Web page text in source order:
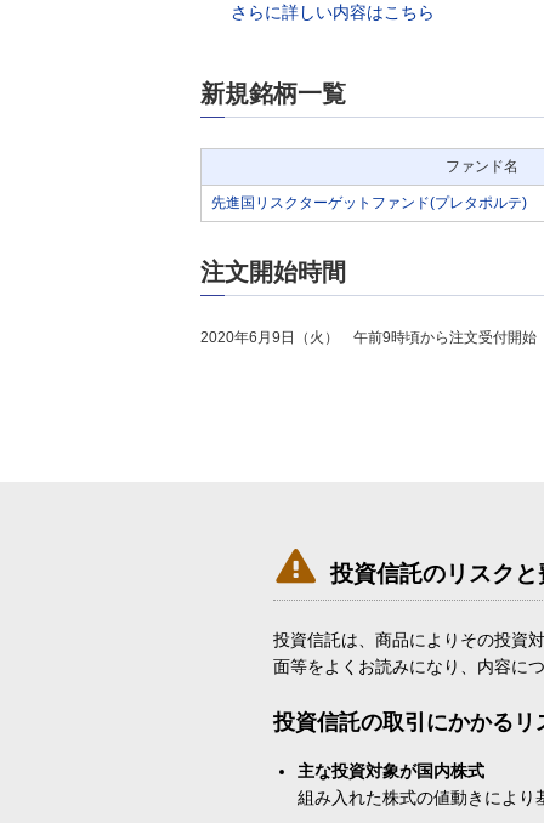
さらに詳しい内容はこちら
新規銘柄一覧
ファンド名
先進国リスクターゲットファンド(プレタポルテ)
注文開始時間
2020年6月9日（火） 午前9時頃から注文受付開始
 投資信託のリスク
投資信託は、商品によりその投資
面等をよくお読みになり、内容に
投資信託の取引にかかるリ
主な投資対象が国内株式
組み入れた株式の値動きによ